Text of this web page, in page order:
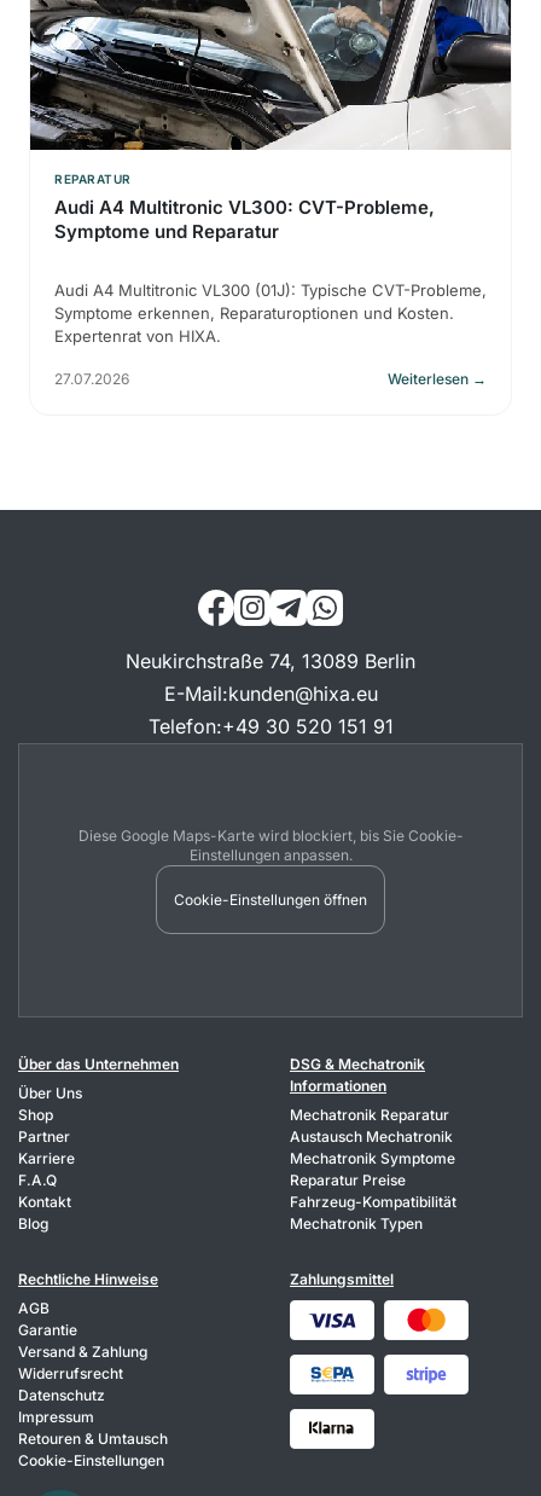
REPARATUR
Audi A4 Multitronic VL300: CVT-Probleme,
Symptome und Reparatur
Audi A4 Multitronic VL300 (01J): Typische CVT-Probleme,
Symptome erkennen, Reparaturoptionen und Kosten.
Expertenrat von HIXA.
27.07.2026 Weiterlesen →
Neukirchstraße 74, 13089 Berlin
E-Mail:kunden@hixa.eu
Telefon:+49 30 520 151 91
Diese Google Maps-Karte wird blockiert, bis Sie Cookie-
Einstellungen anpassen.
Cookie-Einstellungen öffnen
Über das Unternehmen
Über Uns
Shop
Partner
Karriere
F.A.Q
Kontakt
Blog
DSG & Mechatronik
Informationen
Mechatronik Reparatur
Austausch Mechatronik
Mechatronik Symptome
Reparatur Preise
Fahrzeug-Kompatibilität
Mechatronik Typen
Rechtliche Hinweise
AGB
Garantie
Versand & Zahlung
Widerrufsrecht
Datenschutz
Impressum
Retouren & Umtausch
Cookie-Einstellungen
Zahlungsmittel